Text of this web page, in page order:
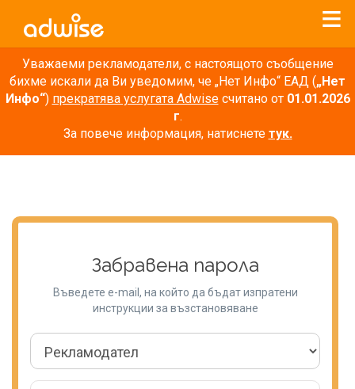
Уважаеми рекламодатели, с настоящото съобщение
бихме искали да Ви уведомим, че „Нет Инфо“ ЕАД („Нет
Инфо“) прекратява услугата Adwiseсчитано от 01.01.2026
г.
За повече информация, натиснете тук.
Забравена парола
Въведете e-mail, на който да бъдат изпратени
инструкции за възстановяване